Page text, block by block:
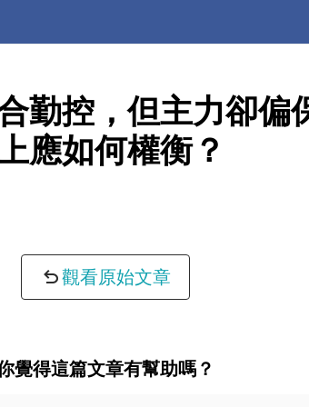
勤控，但主力卻偏
應如何權衡？
觀看原始文章
覺得這篇文章有幫助嗎？